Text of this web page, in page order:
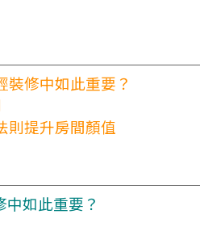
裝修中如此重要？
則提升房間顏值
中如此重要？